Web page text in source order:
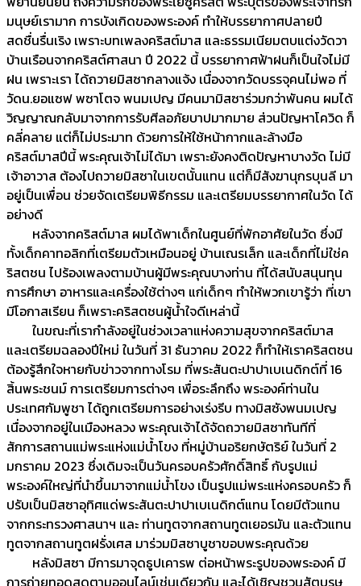
มนุษย์เรามาก การบังเกิดของพระองค์ ทำให้บรรยากาศปลายปี
สดชื่นรื่นเริง เพราะบทเพลงคริสต์มาส และธรรมเนียมตบแต่งวัดวา
บ้านเรือนจากคริสต์ศาสนา ปี 2022 นี้ บรรยากาศฟ้าฝนก็เป็นใจไม่มี
ฝน เพราะเรา ได้ถวายมิสซากลางแจ้ง เนื่องจากวัดบรรจุคนไม่พอ ที่
วัดน.ยอแซฟ พซาโตจ พนมเปญ มีคนมามิสซาร่วมกว่าพันคน ผมได้
วิญญาณกลับมาจากการรับศีลอภัยบาปมากมาย ส่วนปัญหาโควิด ก็
คลี่คลาย แต่ก็ไม่ประมาท ด้วยการให้ใช้หน้ากากและล้างมือ
คริสต์มาสปีนี้ พระคุณเจ้าไม่ได้มา เพราะยังคงติดปัญหาบางวัด ไม่มี
เจ้าอาวาส ต้องไปถวายมิสซาในเขตนั้นแทน แต่ก็มีสังฆานุกรบุนลี มา
อยู่เป็นเพื่อน ช่วยจัดเตรียมพิธีกรรม และเตรียมบรรยากาศในวัด ได้
อย่างดี
หลังจากคริสต์มาส ผมได้พาเด็กในศูนย์ที่พักอาศัยในวัด ซึ่งมี
ทั้งเด็กคาทอลิกที่เตรียมตัวเหมือนอยู่ บ้านเณรเล็ก และเด็กที่ไม่ใช่ค
ริสตชน ไปร้องเพลงตามบ้านผู้มีพระคุณบางท่าน ที่ได้สนับสนุนทุน
การศึกษา อาหารและเครื่องใช้ต่างๆ แก่เด็กๆ ทำให้พวกเขารู้ว่า ที่เขา
มีโอกาสเรียน ก็เพราะคริสตชนผู้น้ำใจดีเหล่านี้
ในขณะที่เรากำลังอยู่ในช่วงเวลาแห่งความสุขจากคริสต์มาส
และเตรียมฉลองปีใหม่ ในวันที่ 31 ธันวาคม 2022 ก็ทำให้เราคริสตชน
ต้องรู้สึกใจหายกับข่าวจากทางโรม ที่พระสันตะปาปาเบเนดิกต์ที่ 16
สิ้นพระชนม์ การเตรียมการต่างๆ เพื่อระลึกถึง พระองค์ท่านใน
ประเทศกัมพูชา ได้ถูกเตรียมการอย่างเร่งรีบ ทางมิสซังพนมเปญ
เนื่องจากอยู่ในเมืองหลวง พระคุณเจ้าได้จัดถวายมิสซาทันทีที่
สักการสถานแม่พระแห่งแม่น้ำโขง ที่หมู่บ้านอริยกษัตริย์ ในวันที่ 2
มกราคม 2023 ซึ่งเดิมจะเป็นวันครอบครัวศักดิ์สิทธิ์ กับรูปแม่
พระองค์ใหญ่ที่นำขึ้นมาจากแม่น้ำโขง เป็นรูปแม่พระแห่งครอบครัว ก็
ปรับเป็นมิสซาอุทิศแด่พระสันตะปาปาเบเนดิกต์แทน โดยมีตัวแทน
จากกระทรวงศาสนาฯ และ ท่านทูตจากสถานทูตเยอรมัน และตัวแทน
ทูตจากสถานทูตฝรั่งเศส มาร่วมมิสซาบูชาขอบพระคุณด้วย
หลังมิสซา มีการมาจุดธูปเคารพ ต่อหน้าพระรูปของพระองค์ มี
การถ่ายทอดสดตามออนไลน์เช่นเดียวกัน และได้เชิญชวนสัตบุรุษ